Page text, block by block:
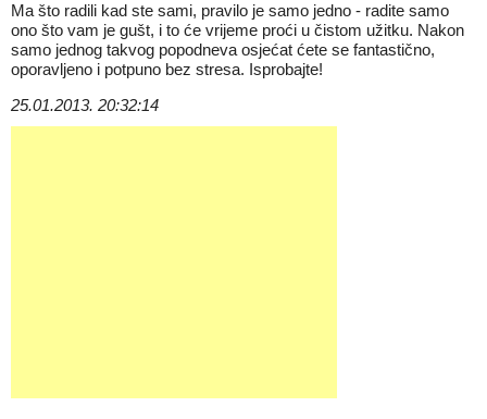
Ma što radili kad ste sami, pravilo je samo jedno - radite samo
ono što vam je gušt, i to će vrijeme proći u čistom užitku. Nakon
samo jednog takvog popodneva osjećat ćete se fantastično,
oporavljeno i potpuno bez stresa. Isprobajte!
25.01.2013. 20:32:14